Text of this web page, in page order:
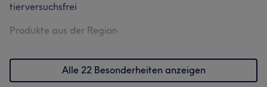
tierversuchsfrei
Produkte aus der Region
Alle 22 Besonderheiten anzeigen